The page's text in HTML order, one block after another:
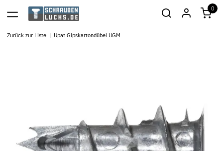
0
Zurück zur Liste Upat Gipskartondübel UGM